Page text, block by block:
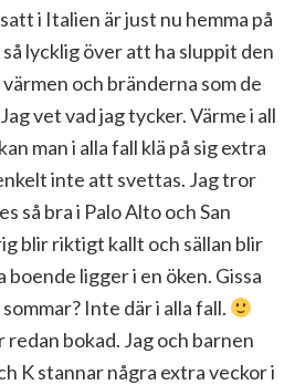
i Italien är just nu hemma på
lycklig över att ha sluppit den
och bränderna som de
vet vad jag tycker. Värme i all
man i alla fall klä på sig extra
inte att svettas. Jag tror
så bra i Palo Alto och San
blir riktigt kallt och sällan blir
ligger i en öken. Gissa
Inte där i alla fall.
bokad. Jag och barnen
K stannar några extra veckor i